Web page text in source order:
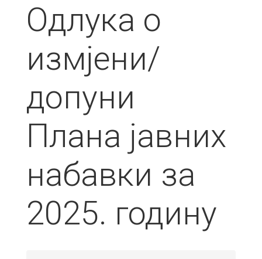
Одлука о
измјени/
допуни
Плана јавних
набавки за
2025. годину